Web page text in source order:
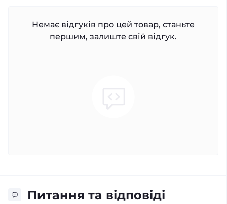
Немає відгуків про цей товар, станьте
першим, залиште свій відгук.
Питання та відповіді